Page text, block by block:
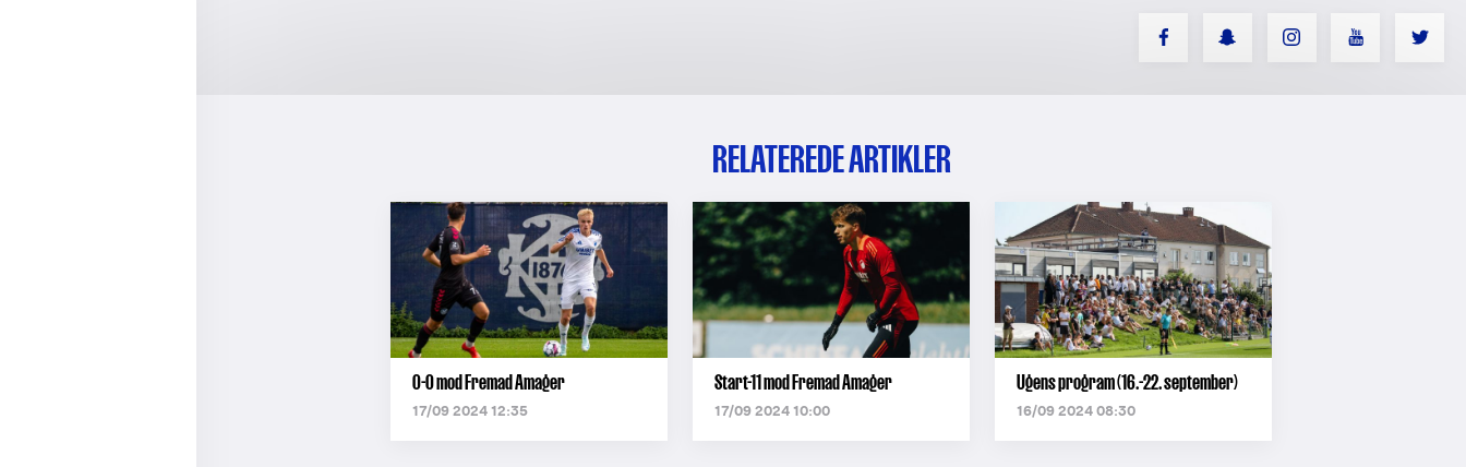
RELATEREDE ARTIKLER
0-0 mod Fremad Amager
17/09 2024 12:35
Start-11 mod Fremad Amager
17/09 2024 10:00
Ugens program (16.-22. september)
16/09 2024 08:30